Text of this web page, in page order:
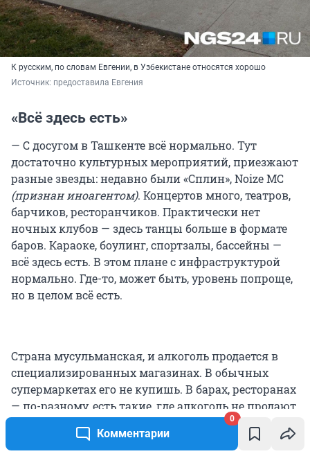
Комментарии
0
К русским, по словам Евгении, в Узбекистане относятся хорошо
Источник: предоставила Евгения
«Всё здесь есть»
— С досугом в Ташкенте всё нормально. Тут
достаточно культурных мероприятий, приезжают
разные звезды: недавно были «Сплин», Noize MC
(признан иноагентом). Концертов много, театров,
барчиков, ресторанчиков. Практически нет
ночных клубов — здесь танцы больше в формате
баров. Караоке, боулинг, спортзалы, бассейны —
всё здесь есть. В этом плане с инфраструктурой
нормально. Где-то, может быть, уровень попроще,
но в целом всё есть.
Страна мусульманская, и алкоголь продается в
специализированных магазинах. В обычных
супермаркетах его не купишь. В барах, ресторанах
— по-разному, есть такие, где алкоголь не продают.
По поводу ислама именно в Ташкенте каких-то